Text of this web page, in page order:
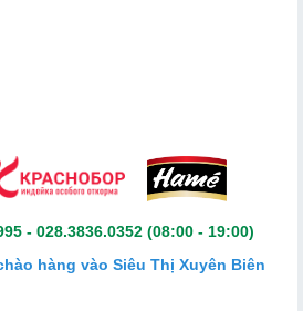
mang cả mùa xuân rực rỡ và
bạn!
- 028.3836.0352 (08:00 - 19:00)
hàng vào Siêu Thị Xuyên Biên